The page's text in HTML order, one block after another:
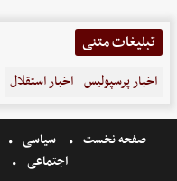
تبلیغات متنی
اخبار پرسپولیس اخبار استقلال
صفحه نخست سیاسی
اجتماعی